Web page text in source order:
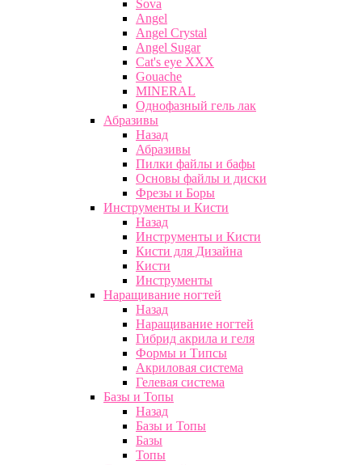
Sova
Angel
Angel Crystal
Angel Sugar
Cat's eye XXX
Gouache
MINERAL
Однофазный гель лак
Абразивы
Назад
Абразивы
Пилки файлы и бафы
Основы файлы и диски
Фрезы и Боры
Инструменты и Кисти
Назад
Инструменты и Кисти
Кисти для Дизайна
Кисти
Инструменты
Наращивание ногтей
Назад
Наращивание ногтей
Гибрид акрила и геля
Формы и Типсы
Акриловая система
Гелевая система
Базы и Топы
Назад
Базы и Топы
Базы
Топы